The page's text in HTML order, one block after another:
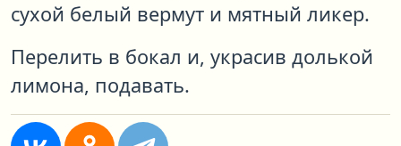
сухой белый вермут и мятный ликер.
Перелить в бокал и, украсив долькой
лимона, подавать.